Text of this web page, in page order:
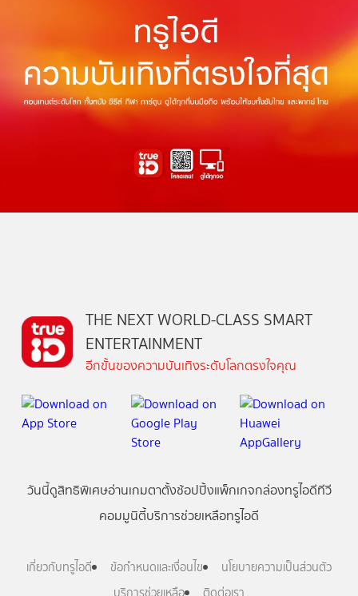
THE NEXT WORLD-CLASS SMART
ENTERTAINMENT
อีกขั้นของความบันเทิงระดับโลกตรงใจคุณ
วันนี้ดูสิทธิพิเศษอ่านเกมตาตั้งช้อปปิ้งแพ็กเกจกล่องทรูไอดีทีวี
คอมมูนิตี้บริการช่วยเหลือทรูไอดี
เกี่ยวกับทรูไอดี ข้อกำหนดและเงื่อนไข
นโยบายความเป็นส่วนตัว